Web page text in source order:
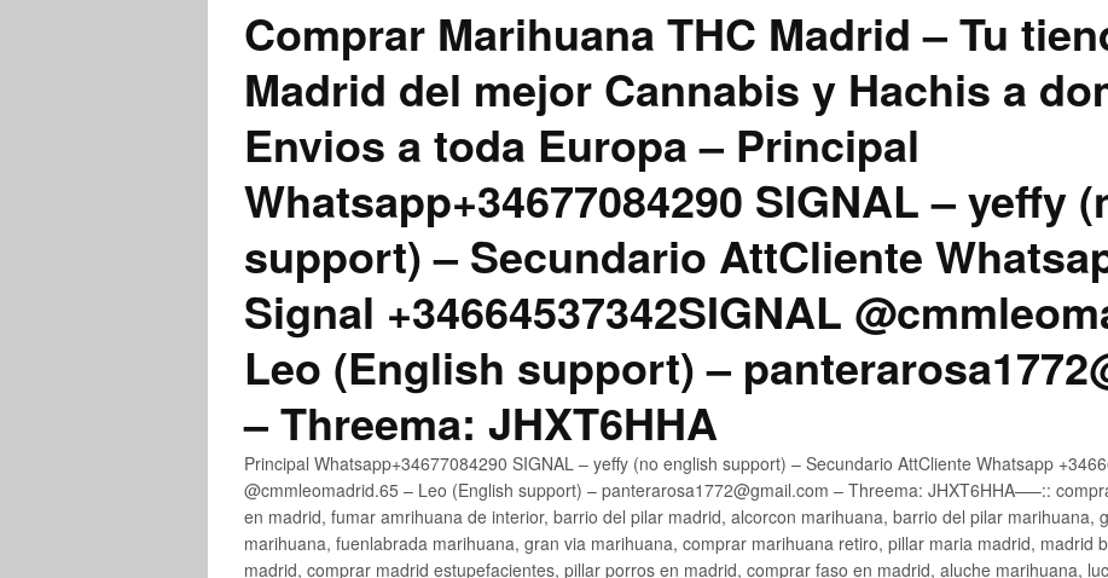
Comprar Marihuana THC Madrid – Tu
Madrid del mejor Cannabis y Hachis a
Envios a toda Europa – Principal
Whatsapp+34677084290 SIGNAL – yeffy
support) – Secundario AttCliente
Signal +34664537342SIGNAL
Leo (English support) –
– Threema: JHXT6HHA
Principal Whatsapp+34677084290 SIGNAL – yeffy (no english support) – Secundario AttCliente Whatsapp
@cmmleomadrid.65 – Leo (English support) – panterarosa1772@gmail.com – Threema: JHXT6HHA—–::
en madrid, fumar amrihuana de interior, barrio del pilar madrid, alcorcon marihuana, barrio del pilar marihuana,
marihuana, fuenlabrada marihuana, gran via marihuana, comprar marihuana retiro, pillar maria madrid, madrid
madrid, comprar madrid estupefacientes, pillar porros en madrid, comprar faso en madrid, aluche marihuana,